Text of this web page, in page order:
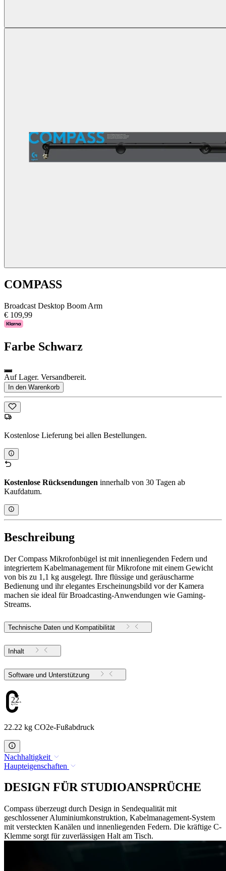
COMPASS
Broadcast Desktop Boom Arm
€ 109,99
Farbe Schwarz
Auf Lager. Versandbereit.
In den Warenkorb
Kostenlose Lieferung bei allen Bestellungen.
Kostenlose Rücksendungen innerhalb von 30 Tagen ab
Kaufdatum.
Beschreibung
Der Compass Mikrofonbügel ist mit innenliegenden Federn und
integriertem Kabelmanagement für Mikrofone mit einem Gewicht
von bis zu 1,1 kg ausgelegt. Ihre flüssige und geräuscharme
Bedienung und ihr elegantes Erscheinungsbild vor der Kamera
machen sie ideal für Broadcasting-Anwendungen wie Gaming-
Streams.
Technische Daten und Kompatibilität
Inhalt
Software und Unterstützung
22.22
22.22 kg CO2e-Fußabdruck
Nachhaltigkeit
Haupteigenschaften
DESIGN FÜR STUDIOANSPRÜCHE
Compass überzeugt durch Design in Sendequalität mit
geschlossener Aluminiumkonstruktion, Kabelmanagement-System
mit versteckten Kanälen und innenliegenden Federn. Die kräftige C-
Klemme sorgt für zuverlässigen Halt am Tisch.